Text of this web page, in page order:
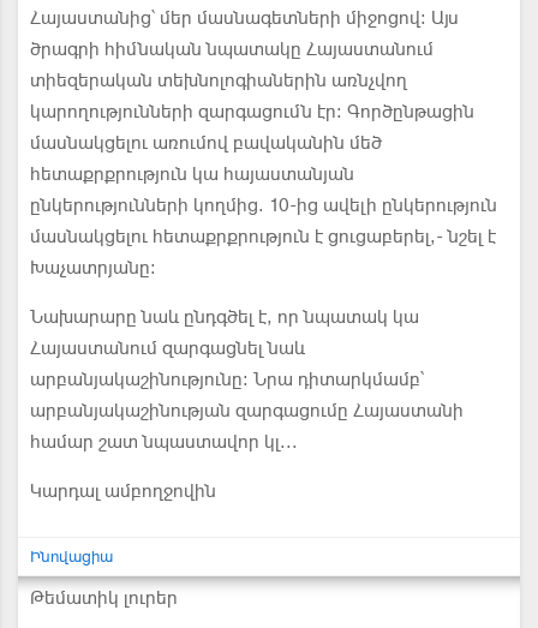
Հայաստանից՝ մեր մասնագետների միջոցով: Այս
ծրագրի հիմնական նպատակը Հայաստանում
տիեզերական տեխնոլոգիաներին առնչվող
կարողությունների զարգացումն էր: Գործընթացին
մասնակցելու առումով բավականին մեծ
հետաքրքրություն կա հայաստանյան
ընկերությունների կողմից. 10-ից ավելի ընկերություն
մասնակցելու հետաքրքրություն է ցուցաբերել,- նշել է
Խաչատրյանը։
Նախարարը նաև ընդգծել է, որ նպատակ կա
Հայաստանում զարգացնել նաև
արբանյակաշինությունը: Նրա դիտարկմամբ՝
արբանյակաշինության զարգացումը Հայաստանի
համար շատ նպաստավոր կլ...
Կարդալ ամբողջովին
Ինովացիա
Թեմատիկ լուրեր